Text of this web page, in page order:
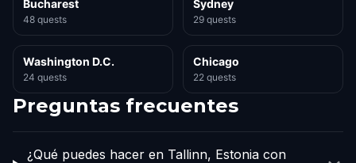
Bucharest
48 quests
Sydney
29 quests
Washington D.C.
24 quests
Chicago
22 quests
Preguntas frecuentes
¿Qué puedes hacer en Tallinn, Estonia con